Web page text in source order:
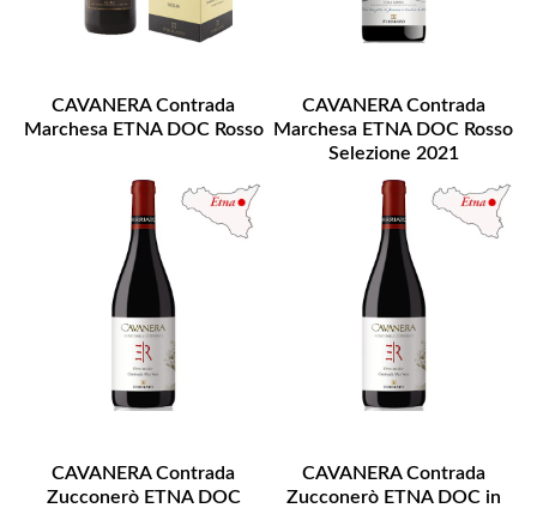
CAVANERA Contrada
Marchesa ETNA DOC Rosso
CAVANERA Contrada
Marchesa ETNA DOC Rosso
Selezione 2021
CAVANERA Contrada
Zucconerò ETNA DOC
CAVANERA Contrada
Zucconerò ETNA DOC in